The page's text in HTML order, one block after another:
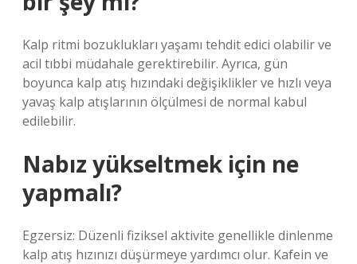
Kalp ritmi bozuklukları yaşamı tehdit edici olabilir ve
acil tıbbi müdahale gerektirebilir. Ayrıca, gün
boyunca kalp atış hızındaki değişiklikler ve hızlı veya
yavaş kalp atışlarının ölçülmesi de normal kabul
edilebilir.
Nabız yükseltmek için ne
yapmalı?
Egzersiz: Düzenli fiziksel aktivite genellikle dinlenme
kalp atış hızınızı düşürmeye yardımcı olur. Kafein ve